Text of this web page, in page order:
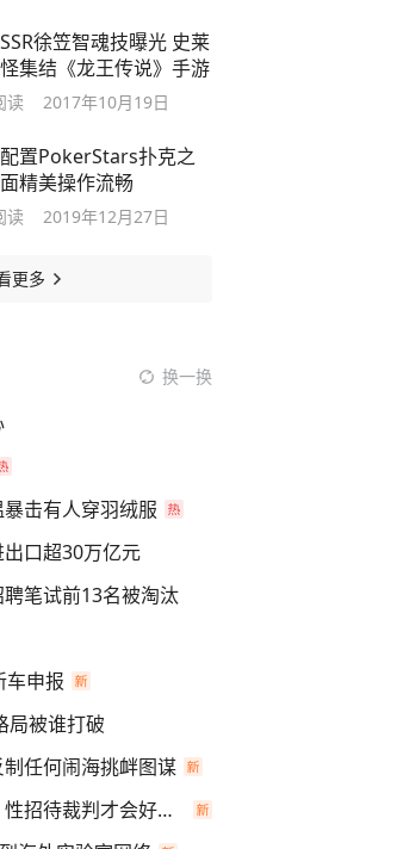
徐笠智魂技曝光 史莱
集结《龙王传说》手游
读 2017年10月19日
置PokerStars扑克之
精美操作流畅
读 2019年12月27日
更多
换一换
击有人穿羽绒服
口超30万亿元
笔试前13名被淘汰
车申报
局被谁打破
任何闹海挑衅图谋
韩足协前官员：性招待裁判才会好好吹